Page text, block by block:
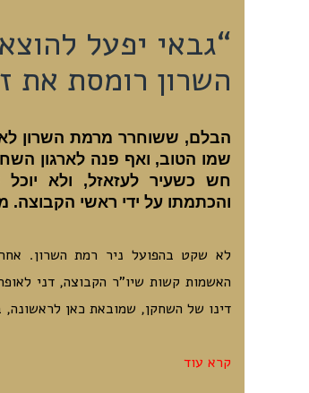
“גבאי יפעל
השרון רומסת את
הבלם, ששוחרר מרמת השרון
שמו הטוב, ואף פנה לארגון
חש כשעיר לעזאזל, ולא
והכתמתו על ידי ראשי הקבוצה.
לא שקט בהפועל ניר רמת השרון.
האשמות קשות שיו”ר הקבוצה, דני
דינו של השחקן, שמובאת כאן
קרא עוד